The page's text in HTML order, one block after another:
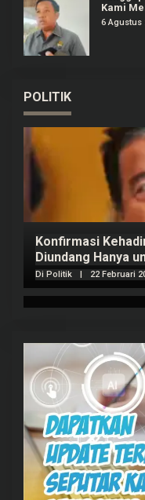
Kami
6 Agustus
POLITIK
Konfirmasi
Diundang Hanya
Di Politik | 22 Februari